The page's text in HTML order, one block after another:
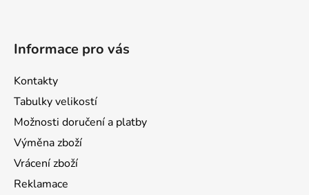
Informace pro vás
Kontakty
Tabulky velikostí
Možnosti doručení a platby
Výměna zboží
Vrácení zboží
Reklamace